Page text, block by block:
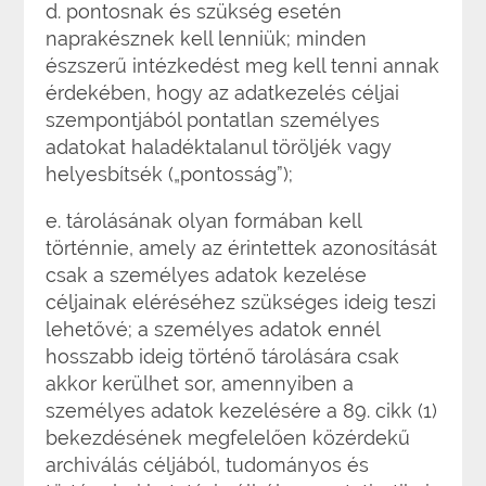
d. pontosnak és szükség esetén
naprakésznek kell lenniük; minden
észszerű intézkedést meg kell tenni annak
érdekében, hogy az adatkezelés céljai
szempontjából pontatlan személyes
adatokat haladéktalanul töröljék vagy
helyesbítsék („pontosság”);
e. tárolásának olyan formában kell
történnie, amely az érintettek azonosítását
csak a személyes adatok kezelése
céljainak eléréséhez szükséges ideig teszi
lehetővé; a személyes adatok ennél
hosszabb ideig történő tárolására csak
akkor kerülhet sor, amennyiben a
személyes adatok kezelésére a 89. cikk (1)
bekezdésének megfelelően közérdekű
archiválás céljából, tudományos és